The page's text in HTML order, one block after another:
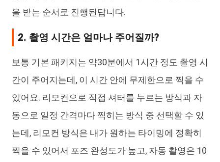
을 받는 순서로 진행된답니다.
2. 촬영 시간은 얼마나 주어질까?
보통 기본 패키지는 약30분에서 1시간 정도 촬영 시
간이 주어지는데, 이 시간 안에 무제한으로 찍을 수
있어요. 리모컨으로 직접 셔터를 누르는 방식과 자
동으로 일정 간격마다 찍히는 방식 중 선택할 수 있
는데, 리모컨 방식은 내가 원하는 타이밍에 정확히
찍을 수 있어서 포즈 완성도가 높고, 자동 촬영은 10